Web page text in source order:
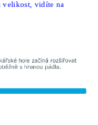
velikost, vidíte na